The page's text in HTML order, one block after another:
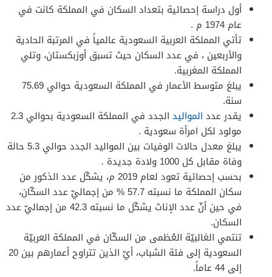
أول دراسة إحصائية بتعداد السكان في المملكة كانت في
عام 1974 م .
تأتي المملكة العربية السعودية عالمياً في المرتبة الحادية
والأربعين ، في عدد السكان حيث تسبق أوزبكستان، وتلي
المملكة المغربية.
يبلغ متوسط الأعمار في المملكة السعودية حوالي 75.69
سنة.
يقدر عدد المواليد
الجدد في المملكة السعودية بحوالي 2.3
مولود لكل امرأة سعودية .
يبلغ معدل حالات الوفيات بين المواليد الجدد حوالي 5.3 حالة
وفاة مقابل كل 1000 ولادة جديدة .
بحسب إحصائية تعود لعام 2019 م، يشكّل عدد الذكور من
سكان المملكة ما نسبته 57.7 % من إجماليّ عدد السكّان،
في حين أنّ عدد الإناث يشكّل ما نسبته 42.3 من إجماليّ عدد
السكان.
تنتمي الغالبيّة العُظمى من السكّان في المملكة العربيّة
السعودية إلى فئة الشباب، أيّ الذين تتراوح أعمارهم بين 20
إلى 44 عاماً.